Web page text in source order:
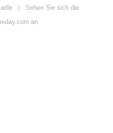
| Sehen Sie sich die
an